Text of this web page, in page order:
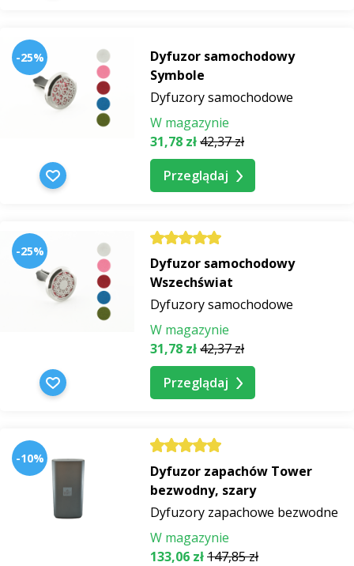
-25%
Dyfuzor samochodowy
Symbole
Dyfuzory samochodowe
W magazynie
31,78 zł42,37 zł
Przeglądaj
-25%
Dyfuzor samochodowy
Wszechświat
Dyfuzory samochodowe
W magazynie
31,78 zł42,37 zł
Przeglądaj
-10%
Dyfuzor zapachów Tower
bezwodny, szary
Dyfuzory zapachowe bezwodne
W magazynie
133,06 zł147,85 zł